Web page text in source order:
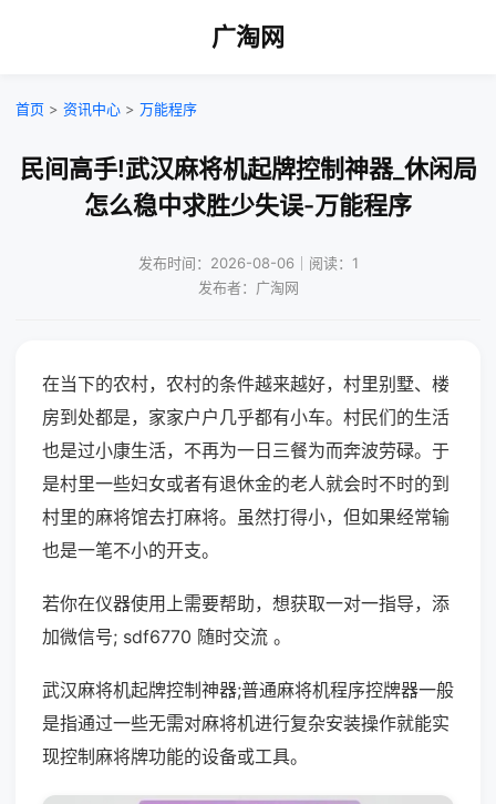
广淘网
首页 > 资讯中心 > 万能程序
民间高手!武汉麻将机起牌控制神器_休闲局
怎么稳中求胜少失误-万能程序
发布时间：2026-08-06｜阅读：1
发布者：广淘网
在当下的农村，农村的条件越来越好，村里别墅、楼
房到处都是，家家户户几乎都有小车。村民们的生活
也是过小康生活，不再为一日三餐为而奔波劳碌。于
是村里一些妇女或者有退休金的老人就会时不时的到
村里的麻将馆去打麻将。虽然打得小，但如果经常输
也是一笔不小的开支。
若你在仪器使用上需要帮助，想获取一对一指导，添
加微信号; sdf6770 随时交流 。
武汉麻将机起牌控制神器;普通麻将机程序控牌器一般
是指通过一些无需对麻将机进行复杂安装操作就能实
现控制麻将牌功能的设备或工具。